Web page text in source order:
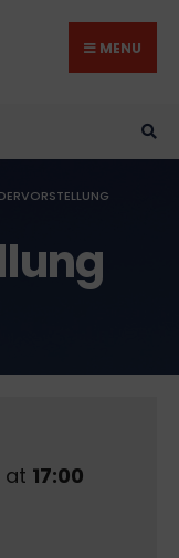
MENU
at 17:00